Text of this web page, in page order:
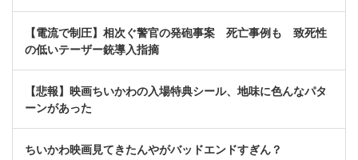
【電流で制圧】相次ぐ警官の発砲事案 死亡事例も 致死性
の低いテーザー銃導入指摘
【悲報】映画ちいかわの入場特典シール、地味に色んなパタ
ーンがあった
ちいかわ映画見てきたんやがバッドエンドすぎん？